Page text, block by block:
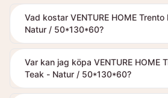
Vad kostar VENTURE HOME
Natur / 50*130*60?
Var kan jag köpa VENTURE HOME
Teak - Natur / 50*130*60?